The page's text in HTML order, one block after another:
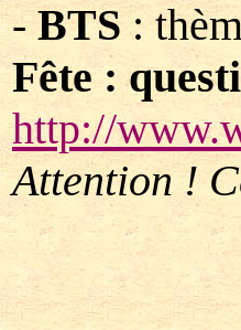
- BTS :
Fête :
http://
Attention !